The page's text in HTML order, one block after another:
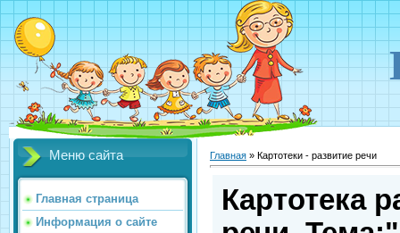
Меню сайта
Главная страница
Информация о сайте
Главная » Картотеки - развитие речи
Картотека